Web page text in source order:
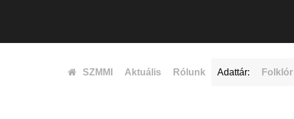
SZMMI Aktuális Rólunk Adattár: Folklór